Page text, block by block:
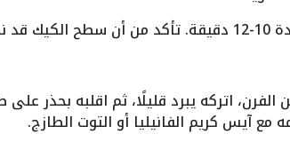
اتركه يبرد قليلًا، ثم اقلبه بحذر
آيس كريم الفانيليا أو التوت الطازج.